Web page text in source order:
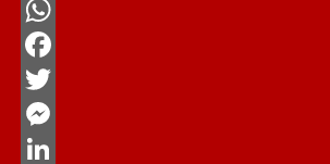
WhatsApp
Facebook
Twitter
Messenger